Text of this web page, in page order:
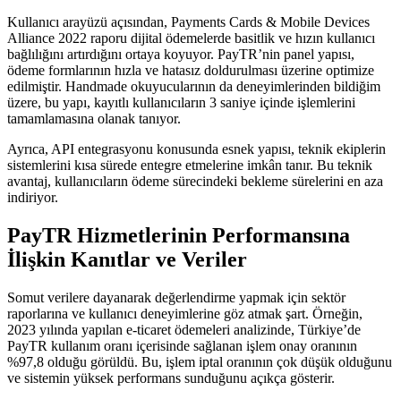
Kullanıcı arayüzü açısından, Payments Cards & Mobile Devices
Alliance 2022 raporu dijital ödemelerde basitlik ve hızın kullanıcı
bağlılığını artırdığını ortaya koyuyor. PayTR’nin panel yapısı,
ödeme formlarının hızla ve hatasız doldurulması üzerine optimize
edilmiştir. Handmade okuyucularının da deneyimlerinden bildiğim
üzere, bu yapı, kayıtlı kullanıcıların 3 saniye içinde işlemlerini
tamamlamasına olanak tanıyor.
Ayrıca, API entegrasyonu konusunda esnek yapısı, teknik ekiplerin
sistemlerini kısa sürede entegre etmelerine imkân tanır. Bu teknik
avantaj, kullanıcıların ödeme sürecindeki bekleme sürelerini en aza
indiriyor.
PayTR Hizmetlerinin Performansına
İlişkin Kanıtlar ve Veriler
Somut verilere dayanarak değerlendirme yapmak için sektör
raporlarına ve kullanıcı deneyimlerine göz atmak şart. Örneğin,
2023 yılında yapılan e-ticaret ödemeleri analizinde, Türkiye’de
PayTR kullanım oranı içerisinde sağlanan işlem onay oranının
%97,8 olduğu görüldü. Bu, işlem iptal oranının çok düşük olduğunu
ve sistemin yüksek performans sunduğunu açıkça gösterir.